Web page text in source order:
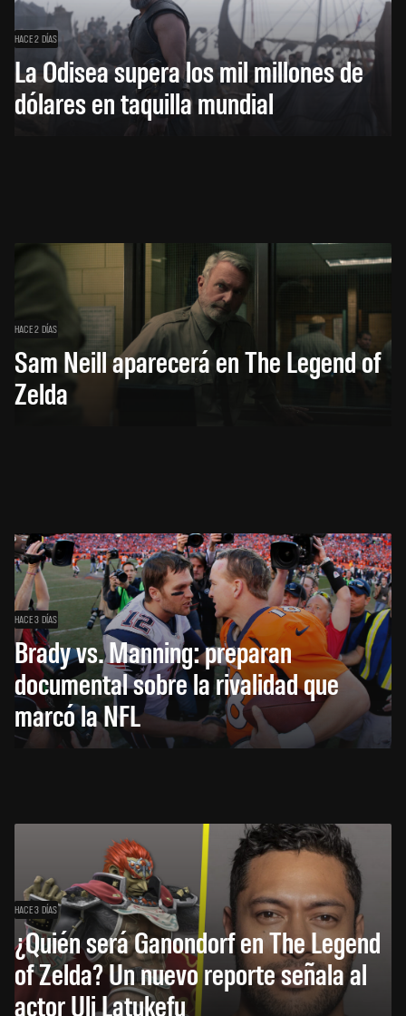
HACE 2 DÍAS
La Odisea supera los mil millones de
dólares en taquilla mundial
HACE 2 DÍAS
Sam Neill aparecerá en The Legend of
Zelda
HACE 3 DÍAS
Brady vs. Manning: preparan
documental sobre la rivalidad que
marcó la NFL
HACE 3 DÍAS
¿Quién será Ganondorf en The Legend
of Zelda? Un nuevo reporte señala al
actor Uli Latukefu